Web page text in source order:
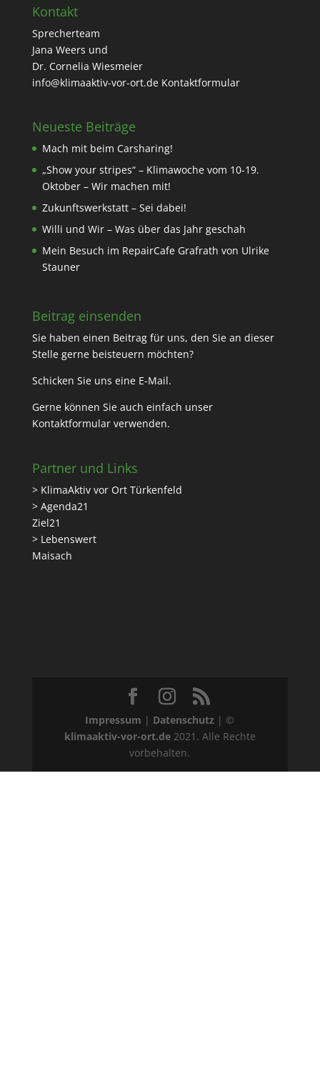
Kontakt
Sprecherteam
Jana Weers und
Dr. Cornelia Wiesmeier
info@klimaaktiv-vor-ort.de Kontaktformular
Neueste Beiträge
Mach mit beim Carsharing!
„Show your stripes“ – Klimawoche vom 10-19.
Oktober – Wir machen mit!
Zukunftswerkstatt – Sei dabei!
Willi und Wir – Was über das Jahr geschah
Mein Besuch im RepairCafe Grafrath von Ulrike
Stauner
Beitrag einsenden
Sie haben einen Beitrag für uns, den Sie an dieser
Stelle gerne beisteuern möchten?
Schicken Sie uns eine E-Mail.
Gerne können Sie auch einfach unser
Kontaktformularverwenden.
Partner und Links
> KlimaAktiv vor Ort Türkenfeld
> Agenda21
Ziel21
> Lebenswert
Maisach
Impressum | Datenschutz | ©
klimaaktiv-vor-ort.de2021. Alle Rechte
vorbehalten.